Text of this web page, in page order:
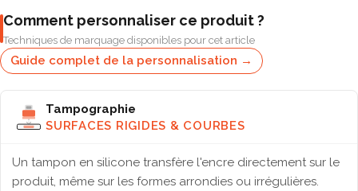
Comment personnaliser ce produit ?
Techniques de marquage disponibles pour cet article
Guide complet de la personnalisation →
Tampographie
SURFACES RIGIDES & COURBES
Un tampon en silicone transfère l'encre directement sur le
produit, même sur les formes arrondies ou irrégulières.